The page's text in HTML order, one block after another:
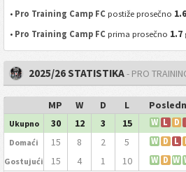
• Pro Training Camp FC postiže prosečno 1.6
• Pro Training Camp FC prima prosečno 1.7
2025/26 STATISTIKA- PRO
MP W D L
Ukupno 30 12 3 15 W L D
Domaći 15 8 2 5 W D L
Gostujući 15 4 1 10 W D W